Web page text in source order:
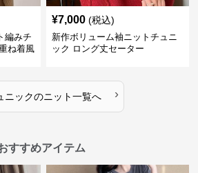
編みチ
ね着風
¥7,000 (税込)
新作ボリューム袖ニットチュニ
ック ロング丈セーター
ニックのニット一覧へ ›
すすめアイテム